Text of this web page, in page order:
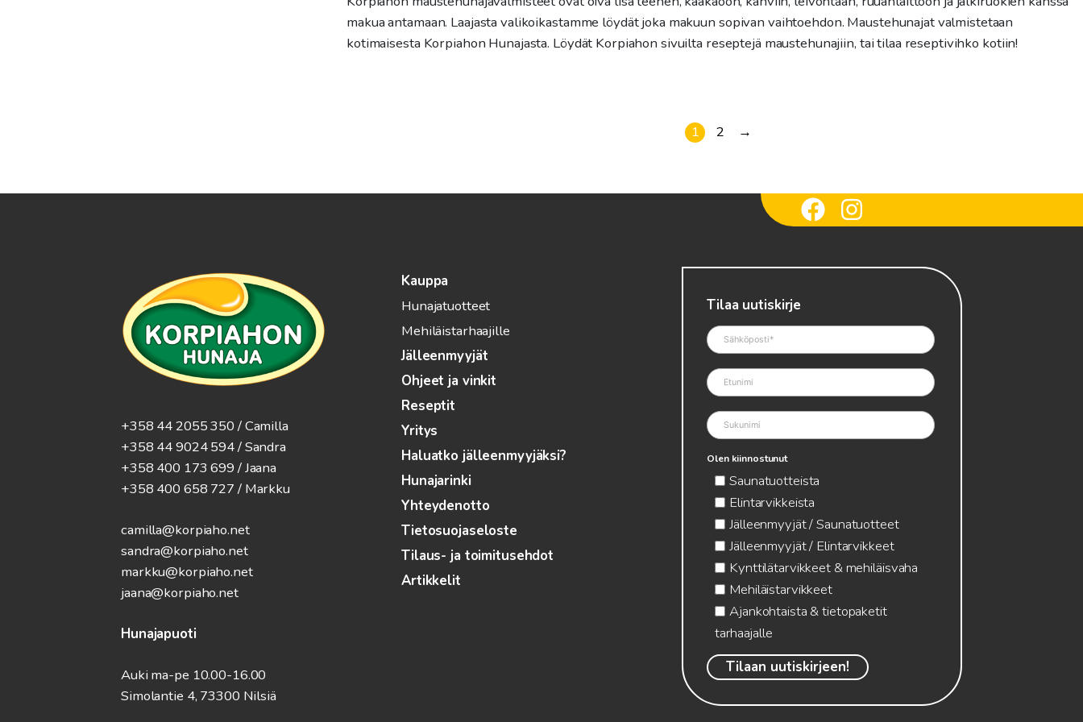
makua antamaan. Laajasta valikoikastamme löydät joka makuun sopivan vaihtoehdon. Maustehunajat valmistetaan
kotimaisesta Korpiahon Hunajasta. Löydät Korpiahon sivuilta reseptejä maustehunajiin, tai tilaa reseptivihko kotiin!
1 2 →
+358 44 2055 350 / Camilla
+358 44 9024 594/ Sandra
+358 400 173 699 / Jaana
+358 400 658 727 / Markku
camilla@korpiaho.net
sandra@korpiaho.net
markku@korpiaho.net
jaana@korpiaho.net
Hunajapuoti
Auki ma-pe 10.00-16.00
Simolantie 4, 73300 Nilsiä
Kauppa
Hunajatuotteet
Mehiläistarhaajille
Jälleenmyyjät
Ohjeet ja vinkit
Reseptit
Yritys
Haluatko jälleenmyyjäksi?
Hunajarinki
Yhteydenotto
Tietosuojaseloste
Tilaus- ja toimitusehdot
Artikkelit
Tilaa uutiskirje
Olen kiinnostunut
Saunatuotteista
Elintarvikkeista
Jälleenmyyjät / Saunatuotteet
Jälleenmyyjät / Elintarvikkeet
Kynttilätarvikkeet & mehiläisvaha
Mehiläistarvikkeet
Ajankohtaista & tietopaketit
tarhaajalle